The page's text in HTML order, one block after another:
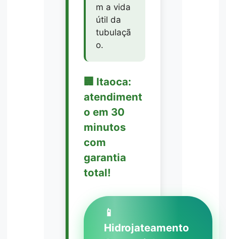
m a vida
útil da
tubulaçã
o.
🏢 Itaoca:
atendiment
o em 30
minutos
com
garantia
total!
📱
Hidrojateamento